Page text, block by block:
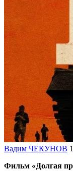
Вадим ЧЕКУНОВ
Фильм «Долгая